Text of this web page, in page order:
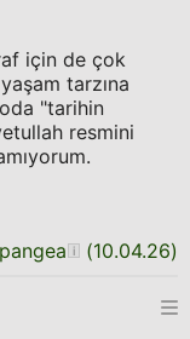
için de çok
tarzına
"tarihin
resmini
pangea (10.04.26)